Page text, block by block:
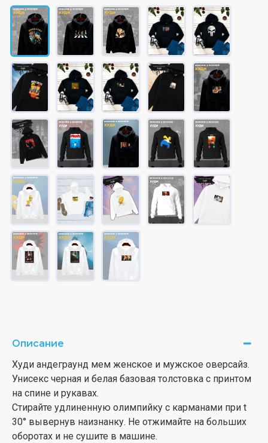
Описание
Худи андеграунд мем женское и мужское оверсайз.
Унисекс черная и белая базовая толстовка с принтом
на спине и рукавах.
Стирайте удлиненную олимпийку с карманами при t
30° вывернув наизнанку. Не отжимайте на больших
оборотах и не сушите в машине.